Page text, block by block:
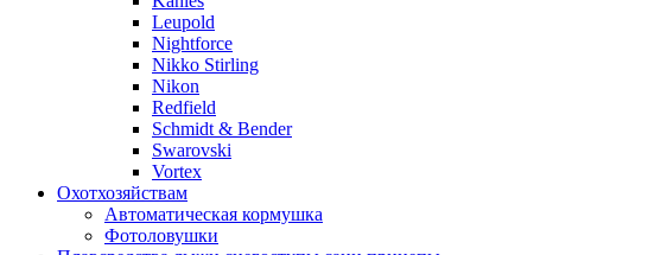
Leupold
Nightforce
Nikko Stirling
Nikon
Redfield
Schmidt & Bender
Swarovski
Vortex
Охотхозяйствам
Автоматическая кормушка
Фотоловушки